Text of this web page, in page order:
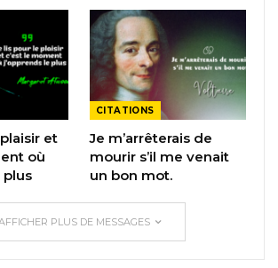
et
où
plus
CITATIONS
Je m’arrêterais de
mourir s’il me venait
un bon mot.
PLUS DE MESSAGES